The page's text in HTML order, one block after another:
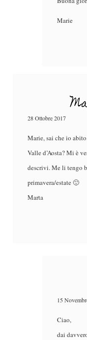
Marie
28 Ottobre 2017
Marie, sai che io
Valle d’Aosta? Mi è
descrivi. Me li tengo
primavera/estate 🙂
Marta
15
Ciao,
dai